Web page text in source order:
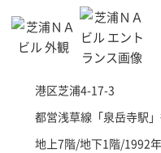
港区芝浦4-17-3
都営浅草線「泉岳寺駅
地上7階/地下1階/1992